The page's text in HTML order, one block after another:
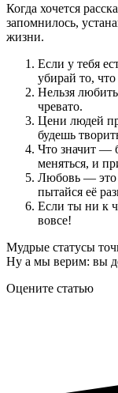
Когда хочется
запомнилось,
жизни.
Если у тебя
убирай то,
Нельзя
чревато.
Цени людей
будешь
Что значит —
меняться, и
Любовь — это
пытайся её
Если ты ни к
вовсе!
Мудрые статусы
Ну а мы верим: вы
Оцените статью